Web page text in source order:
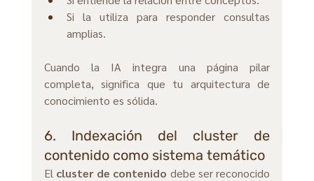
Si la utiliza para responder consultas
amplias.
Cuando la IA integra una página pilar
completa, significa que tu arquitectura de
conocimiento es sólida.
6. Indexación del cluster de
contenido como sistema temático
El cluster de contenido debe ser reconocido